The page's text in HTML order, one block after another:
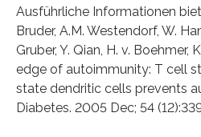
Ausführliche Informationen
Bruder, A.M. Westendorf, W.
Gruber, Y. Qian, H. v. Boehmer,
edge of autoimmunity: T cell
state dendritic cells prevents
Diabetes. 2005 Dec; 54